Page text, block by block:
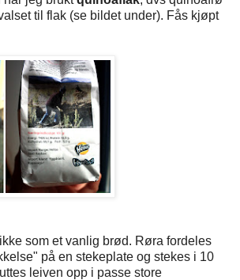
til flak (se bildet under). Fås kjøpt
som et vanlig brød. Røra fordeles
på en stekeplate og stekes i 10
leiven opp i passe store